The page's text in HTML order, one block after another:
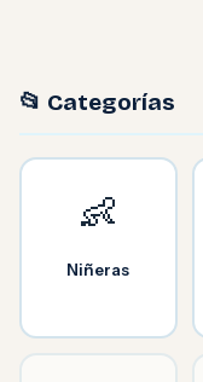
📂 Categorías
👶
Niñeras